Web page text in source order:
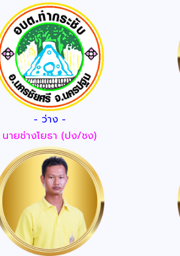
- ว่าง -
นายช่างโยธา (ปง/ชง)